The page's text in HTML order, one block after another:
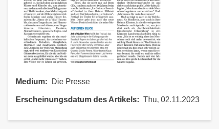
Medium Die Presse
Erscheinungsdatum des Artikels Thu, 02.11.2023